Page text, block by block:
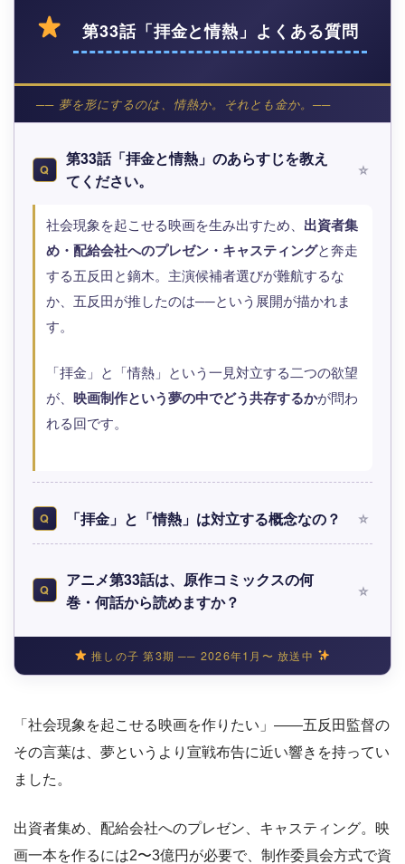
第33話「拝金と情熱」よくある質問
── 夢を形にするのは、情熱か。それとも金か。──
Q
第33話「拝金と情熱」のあらすじを教え
てください。
社会現象を起こせる映画を生み出すため、 出資者集
め・配給会社へのプレゼン・キャスティングと奔走
する五反田と鏑木。主演候補者選びが難航するな
か、五反田が推したのは──という展開が描かれま
す。
「拝金」と「情熱」という一見対立する二つの欲望
が、 映画制作という夢の中でどう共存するかが問わ
れる回です。
Q 「拝金」と「情熱」は対立する概念なの？
Q
アニメ第33話は、原作コミックスの何
巻・何話から読めますか？
推しの子 第3期 ── 2026年1月〜 放送中
「社会現象を起こせる映画を作りたい」——五反田監督の
その言葉は、夢というより宣戦布告に近い響きを持ってい
ました。
出資者集め、配給会社へのプレゼン、キャスティング。映
画一本を作るには2〜3億円が必要で、制作委員会方式で資